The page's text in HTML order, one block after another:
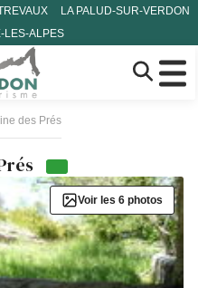
LA PALUD-SUR-VERDON
LES-ALPES
des Prés
Voir les 6 photos